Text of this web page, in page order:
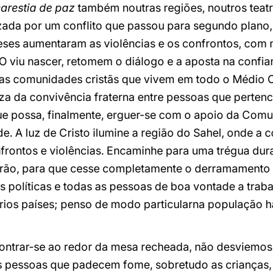
de paztambém noutras regiões, noutros
por um conflito que passou para segundo
aumentaram as violências e os confrontos,
viu nascer, retomem o diálogo e a aposta na
comunidades cristãs que vivem em todo o Médio
da convivência fraterna entre pessoas que
possa, finalmente, erguer-se com o apoio da
A luz de Cristo ilumine a região do Sahel, onde a
e violências. Encaminhe para uma trégua
para que cesse completamente o
políticas e todas as pessoas de boa vontade a
países; penso de modo particularna população
se ao redor da mesa recheada, não
pessoas que padecem fome, sobretudo as